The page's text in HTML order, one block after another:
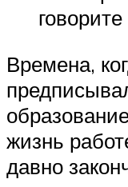
Времена,
жизнь
давно